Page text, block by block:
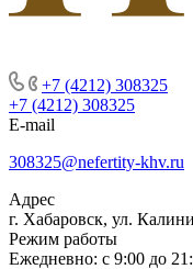
+7 (4212) 308325
+7 (4212) 308325
E-mail
308325@nefertity-khv.ru
Адрес
г. Хабаровск, ул.
Режим работы
Ежедневно: с 9:00 до